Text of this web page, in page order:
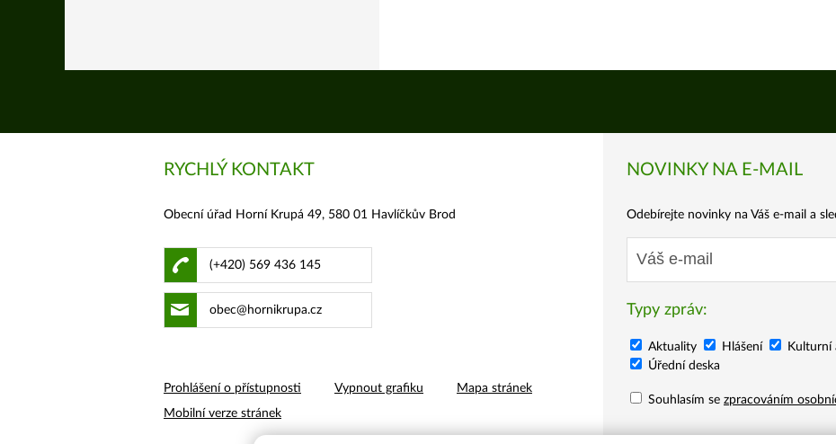
RYCHLÝ KONTAKT
Obecní úřad Horní Krupá 49, 580 01 Havlíčkův Brod
(+420) 569 436 145
obec@hornikrupa.cz
Prohlášení o přístupnosti Vypnout grafiku
Mapa stránek
Mobilní verze stránek
NOVINKY NA E-MAIL
Odebírejte novinky na Váš e-mail a
mail
Typy zpráv:
Aktuality Hlášení Kulturní
Úřední deska
Souhlasím se zpracováním